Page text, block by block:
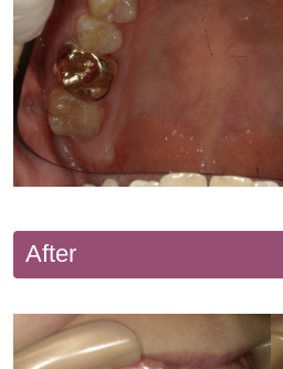
After